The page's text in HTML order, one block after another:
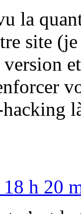
la
site
version
h 20